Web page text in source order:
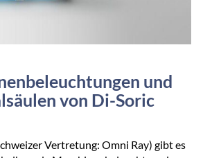
und
von Di-Soric
Vertretung: Omni Ray) gibt es